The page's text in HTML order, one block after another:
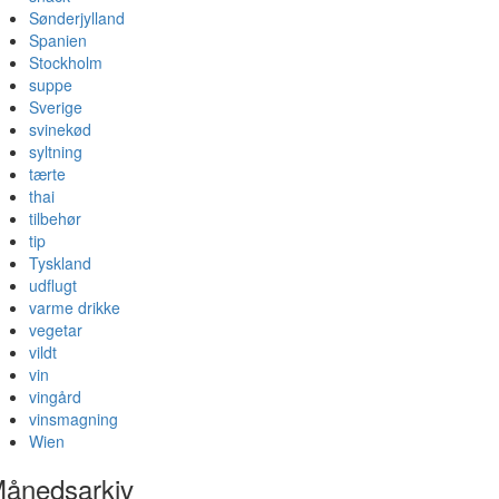
Sønderjylland
Spanien
Stockholm
suppe
Sverige
svinekød
syltning
tærte
thai
tilbehør
tip
Tyskland
udflugt
varme drikke
vegetar
vildt
vin
vingård
vinsmagning
Wien